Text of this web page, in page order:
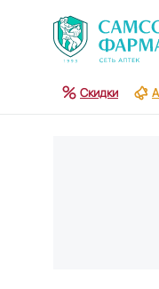
Скидки